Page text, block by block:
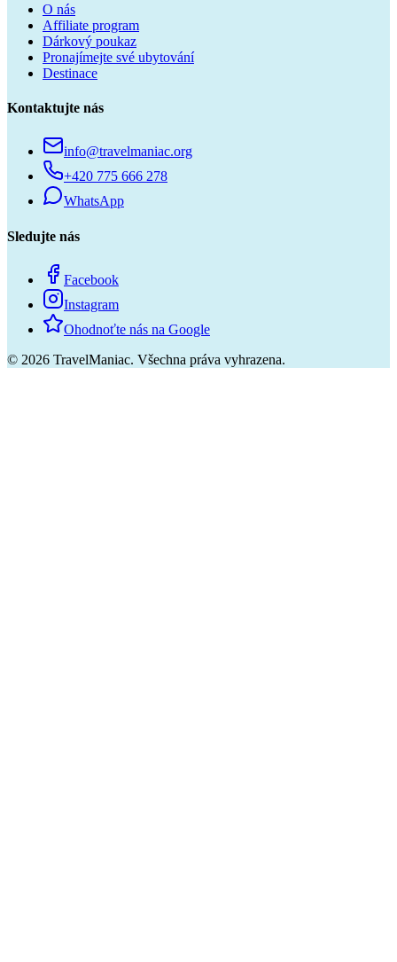
O nás
Affiliate program
Dárkový poukaz
Pronajímejte své ubytování
Destinace
Kontaktujte nás
info@travelmaniac.org
+420 775 666 278
WhatsApp
Sledujte nás
Facebook
Instagram
Ohodnoťte nás na Google
© 2026 TravelManiac. Všechna práva vyhrazena.